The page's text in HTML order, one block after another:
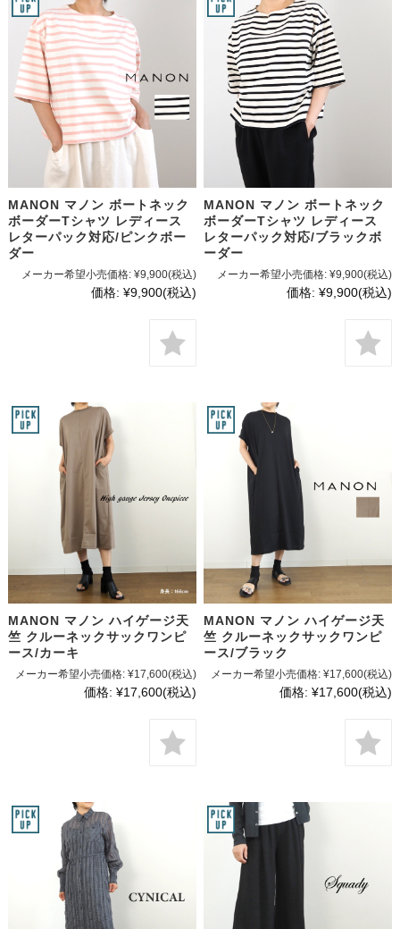
MANON マノン ボートネック
ボーダーTシャツ レディース
レターパック対応/ピンクボー
ダー
メーカー希望小売価格: ¥9,900(税込)
価格: ¥9,900(税込)
MANON マノン ボートネック
ボーダーTシャツ レディース
レターパック対応/ブラックボ
ーダー
メーカー希望小売価格: ¥9,900(税込)
価格: ¥9,900(税込)
MANON マノン ハイゲージ天
竺 クルーネックサックワンピ
ース/カーキ
メーカー希望小売価格: ¥17,600(税込)
価格: ¥17,600(税込)
MANON マノン ハイゲージ天
竺 クルーネックサックワンピ
ース/ブラック
メーカー希望小売価格: ¥17,600(税込)
価格: ¥17,600(税込)